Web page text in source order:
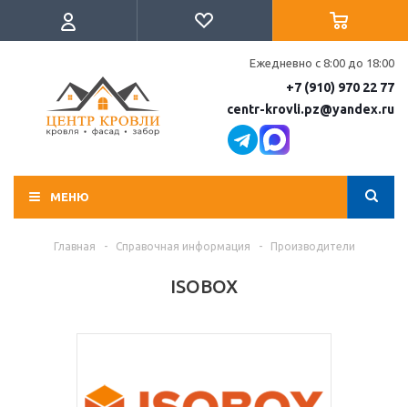
Ежедневно с 8:00 до 18:00
+7 (910) 970 22 77
centr-krovli.pz@yandex.ru
МЕНЮ
Главная - Справочная информация - Производители
ISOBOX